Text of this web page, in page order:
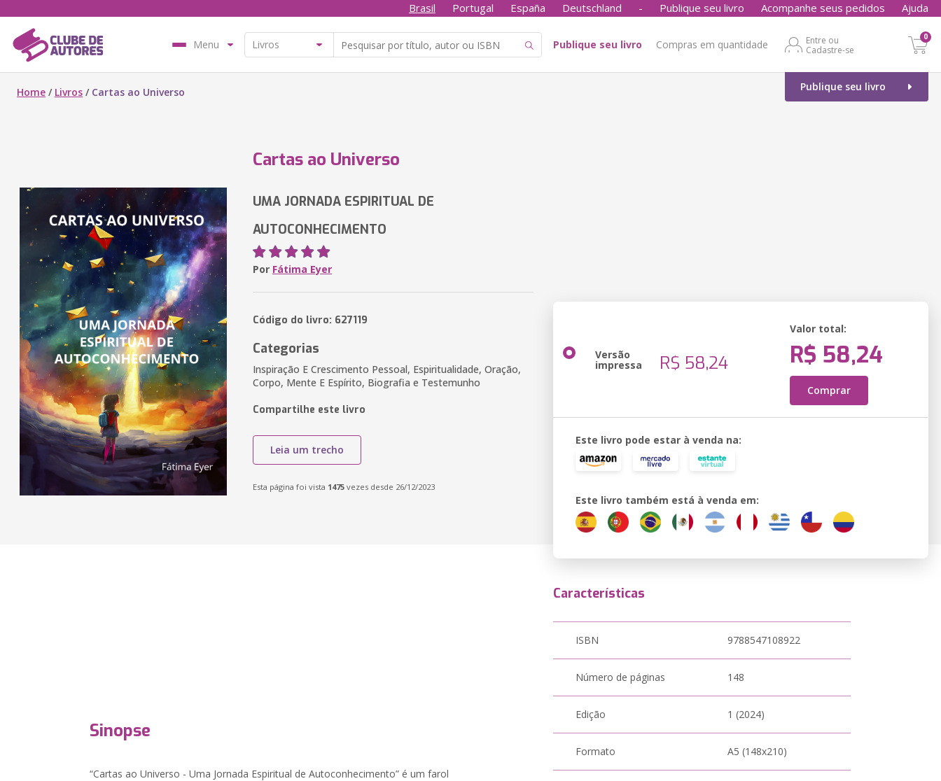
Brasil Portugal España Deutschland - Publique seu livro Acompanhe seus pedidos Ajuda
Menu Publique seu livro Compras em quantidade
Entre ou
Cadastre-se
0
Publique seu livro
Home / Livros / Cartas ao Universo
Cartas ao Universo
UMA JORNADA ESPIRITUAL DE
AUTOCONHECIMENTO
Por Fátima Eyer
Código do livro: 627119
Categorias
Inspiração E Crescimento Pessoal, Espiritualidade, Oração,
Corpo, Mente E Espírito, Biografia e Testemunho
Compartilhe este livro
Leia um trecho
Esta página foi vista 1475 vezes desde 26/12/2023
Versão
impressa R$ 58,24
Valor total:
R$ 58,24
Comprar
Este livro pode estar à venda na:
Este livro também está à venda em:
Sinopse
“Cartas ao Universo - Uma Jornada Espiritual de Autoconhecimento” é um farol
Características
ISBN 9788547108922
Número de páginas 148
Edição 1 (2024)
Formato A5 (148x210)